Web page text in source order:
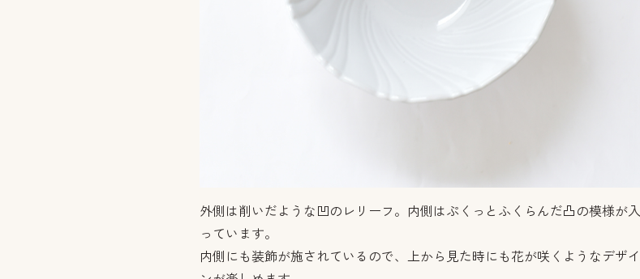
外側は削いだような凹のレリーフ。内側はぷくっとふくらんだ凸の模様が入
っています。
内側にも装飾が施されているので、上から見た時にも花が咲くようなデザイ